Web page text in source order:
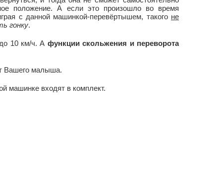
положение. А если это произошло во время
с данной машинкой-перевёртышем, такого не
гонку.
10 км/ч. А функции скольжения и переворота
Вашего малыша.
машинке входят в комплект.